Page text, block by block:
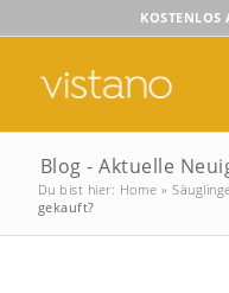
Blog - Aktuelle
Du bist hier: Home »
gekauft?